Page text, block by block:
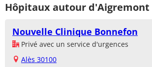
Hôpitaux autour d'Aigremont
Nouvelle Clinique Bonnefon
Privé avec un service d'urgences
Alès 30100